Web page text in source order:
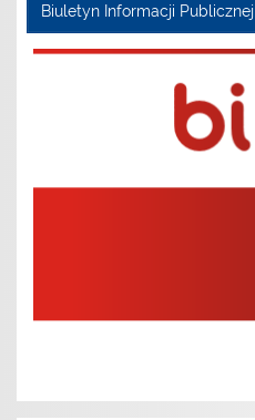
Biuletyn Informacji Publicznej